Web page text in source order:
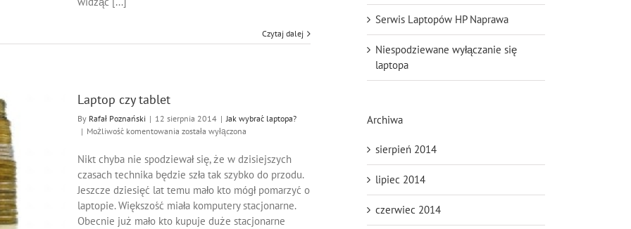
Czytaj dalej
Laptop czy tablet
By Rafał Poznański | 12 sierpnia 2014 | Jak wybrać laptopa?
| Możliwość komentowania Laptop
tablet
została wyłączona
Nikt chyba nie spodziewał się, że w dzisiejszych
czasach technika będzie szła tak szybko do przodu.
Jeszcze dziesięć lat temu mało kto mógł pomarzyć o
laptopie. Większość miała komputery stacjonarne.
Obecnie już mało kto kupuje duże stacjonarne
Serwis Laptopów HP Naprawa
Niespodziewane wyłączanie się
laptopa
Archiwa
sierpień 2014
lipiec 2014
czerwiec 2014